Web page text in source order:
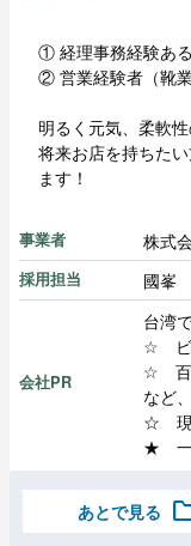
① 経理事務経験あ
② 営業経験者（靴
明るく元気、柔軟
将来お店を持ちた
ます！
事業者 株式
採用担当 國峯
会社PR
台湾
☆ ビ
☆ 百
など
☆ 現
★ 一
あとで見る